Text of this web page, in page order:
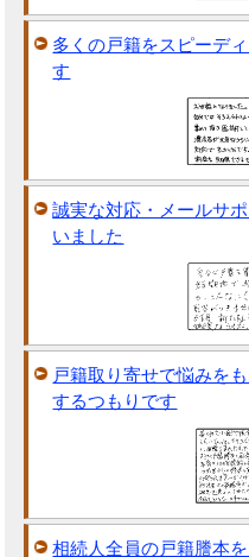
多くの戸籍をスピーデ
す
誠実な対応・メールサ
いました
戸籍取り寄せで悩みを
するつもりです
相続人全員の戸籍謄本